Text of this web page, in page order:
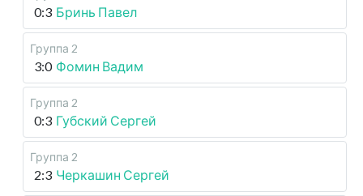
0:3 Бринь Павел
Группа 2
3:0 Фомин Вадим
Группа 2
0:3 Губский Сергей
Группа 2
2:3 Черкашин Сергей